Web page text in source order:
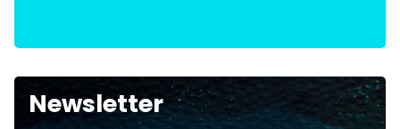
Newsletter